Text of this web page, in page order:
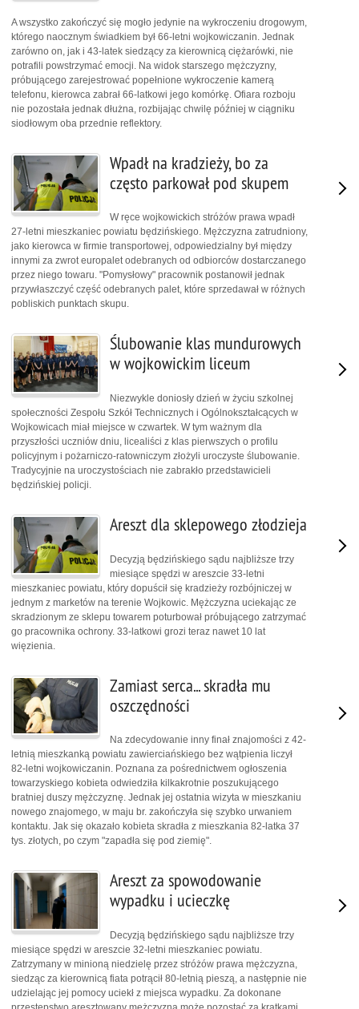
A wszystko zakończyć się mogło jedynie na wykroczeniu drogowym,
którego naocznym świadkiem był 66-letni wojkowiczanin. Jednak
zarówno on, jak i 43-latek siedzący za kierownicą ciężarówki, nie
potrafili powstrzymać emocji. Na widok starszego mężczyzny,
próbującego zarejestrować popełnione wykroczenie kamerą
telefonu, kierowca zabrał 66-latkowi jego komórkę. Ofiara rozboju
nie pozostała jednak dłużna, rozbijając chwilę później w ciągniku
siodłowym oba przednie reflektory.
Wpadł na kradzieży, bo za
często parkował pod skupem
W ręce wojkowickich stróżów prawa wpadł
27-letni mieszkaniec powiatu będzińskiego. Mężczyzna zatrudniony,
jako kierowca w firmie transportowej, odpowiedzialny był między
innymi za zwrot europalet odebranych od odbiorców dostarczanego
przez niego towaru. "Pomysłowy" pracownik postanowił jednak
przywłaszczyć część odebranych palet, które sprzedawał w różnych
pobliskich punktach skupu.
Ślubowanie klas mundurowych
w wojkowickim liceum
Niezwykle doniosły dzień w życiu szkolnej
społeczności Zespołu Szkół Technicznych i Ogólnokształcących w
Wojkowicach miał miejsce w czwartek. W tym ważnym dla
przyszłości uczniów dniu, licealiści z klas pierwszych o profilu
policyjnym i pożarniczo-ratowniczym złożyli uroczyste ślubowanie.
Tradycyjnie na uroczystościach nie zabrakło przedstawicieli
będzińskiej policji.
Areszt dla sklepowego złodzieja
Decyzją będzińskiego sądu najbliższe trzy
miesiące spędzi w areszcie 33-letni
mieszkaniec powiatu, który dopuścił się kradzieży rozbójniczej w
jednym z marketów na terenie Wojkowic. Mężczyzna uciekając ze
skradzionym ze sklepu towarem poturbował próbującego zatrzymać
go pracownika ochrony. 33-latkowi grozi teraz nawet 10 lat
więzienia.
Zamiast serca... skradła mu
oszczędności
Na zdecydowanie inny finał znajomości z 42-
letnią mieszkanką powiatu zawierciańskiego bez wątpienia liczył
82-letni wojkowiczanin. Poznana za pośrednictwem ogłoszenia
towarzyskiego kobieta odwiedziła kilkakrotnie poszukującego
bratniej duszy mężczyznę. Jednak jej ostatnia wizyta w mieszkaniu
nowego znajomego, w maju br. zakończyła się szybko urwaniem
kontaktu. Jak się okazało kobieta skradła z mieszkania 82-latka 37
tys. złotych, po czym "zapadła się pod ziemię".
Areszt za spowodowanie
wypadku i ucieczkę
Decyzją będzińskiego sądu najbliższe trzy
miesiące spędzi w areszcie 32-letni mieszkaniec powiatu.
Zatrzymany w minioną niedzielę przez stróżów prawa mężczyzna,
siedząc za kierownicą fiata potrącił 80-letnią pieszą, a następnie nie
udzielając jej pomocy uciekł z miejsca wypadku. Za dokonane